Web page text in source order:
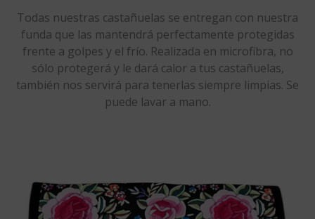
Todas nuestras castañuelas se entregan con nuestra
funda que las mantendrá perfectamente protegidas
frente a golpes y el frío. Realizada en microfibra, no
sólo protegerá y le dará calor a tus castañuelas,
también nos servirá para tenerlas siempre limpias. Se
puede lavar a mano.